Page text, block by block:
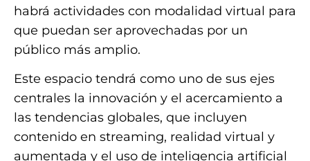
habrá actividades con modalidad virtual para
que puedan ser aprovechadas por un
público más amplio.
Este espacio tendrá como uno de sus ejes
centrales la innovación y el acercamiento a
las tendencias globales, que incluyen
contenido en streaming, realidad virtual y
aumentada y el uso de inteligencia artificial